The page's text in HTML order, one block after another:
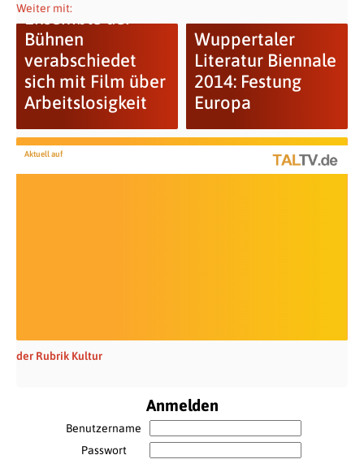
Weiter mit:
Ensemble der
Bühnen
verabschiedet
sich mit Film über
Arbeitslosigkeit
Wuppertaler
Literatur Biennale
2014: Festung
Europa
Aktuell auf
der Rubrik Kultur
Anmelden
Benutzername
Passwort